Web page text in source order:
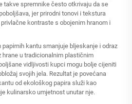
takve spremnike često otkrivaju da se
jer prirodni tonovi i tekstura
kontraste s obojenim hranom i
kantu smanjuje bljeskanje i odraz
hrane u tradicionalnim plastičnim
vidljivosti kupci mogu bolje cijeniti
svojih jela. Rezultat je povećana
od ekološkog papira služi kao
kulinarsko umjetnost unutar nje.